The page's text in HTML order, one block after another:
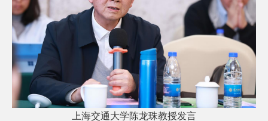
上海交通大学陈龙珠教授发言